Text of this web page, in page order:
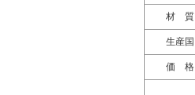
材 質
生産国
価 格